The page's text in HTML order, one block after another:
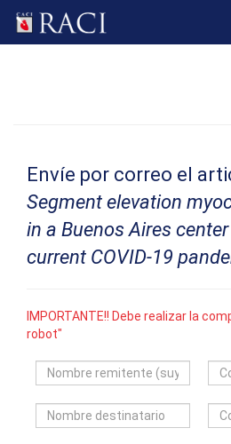
Envíe por correo el
Segment elevation
in a Buenos Aires
current COVID-19
IMPORTANTE!! Debe realizar la
robot"